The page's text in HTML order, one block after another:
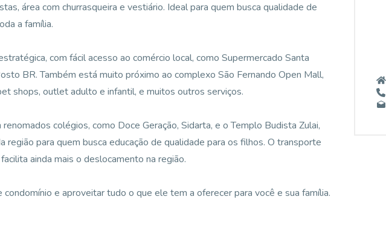
área com churrasqueira e vestiário. Ideal para quem busca qualidade de
a família.
com fácil acesso ao comércio local, como Supermercado Santa
BR. Também está muito próximo ao complexo São Fernando Open Mall,
shops, outlet adulto e infantil, e muitos outros serviços.
colégios, como Doce Geração, Sidarta, e o Templo Budista Zulai,
região para quem busca educação de qualidade para os filhos. O transporte
ainda mais o deslocamento na região.
e aproveitar tudo o que ele tem a oferecer para você e sua família.